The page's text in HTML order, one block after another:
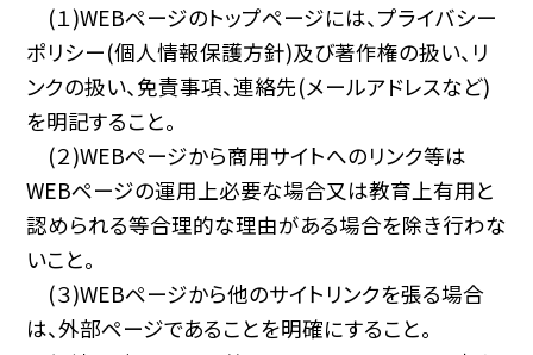
(１)WEBページのトップページには、プライバシー
ポリシー(個人情報保護方針)及び著作権の扱い、リ
ンクの扱い、免責事項、連絡先(メールアドレスなど)
を明記すること。
(２)WEBページから商用サイトへのリンク等は
WEBページの運用上必要な場合又は教育上有用と
認められる等合理的な理由がある場合を除き行わな
いこと。
(３)WEBページから他のサイトリンクを張る場合
は、外部ページであることを明確にすること。